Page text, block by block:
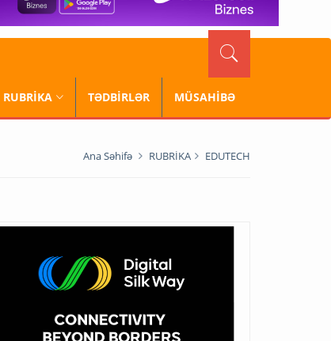
RUBRİKA TƏDBİRLƏR MÜSAHİBƏ
Ana Səhifə RUBRİKA EDUTECH